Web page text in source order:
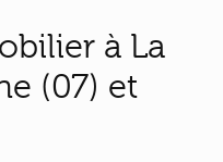
à La
(07) et